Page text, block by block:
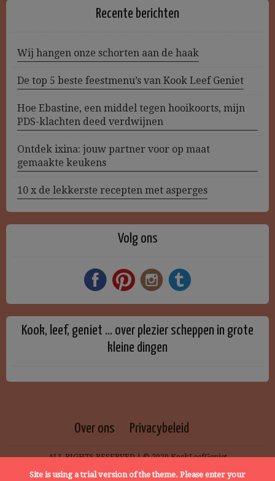
Recente berichten
Wij hangen onze schorten aan de haak
De top 5 beste feestmenu’s van Kook Leef Geniet
Hoe Ebastine, een middel tegen hooikoorts, mijn
PDS-klachten deed verdwijnen
Ontdek ixina: jouw partner voor op maat
gemaakte keukens
10 x de lekkerste recepten met asperges
Volg ons
Kook, leef, geniet … over plezier scheppen in grote
kleine dingen
Over ons Privacybeleid
ALL RIGHTS RESERVED | © 2020 KookLeefGeniet
Site is using a trial version of the theme. Please enter your